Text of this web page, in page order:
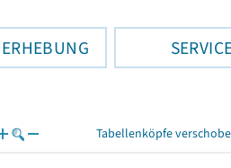
Tabellenköpfe